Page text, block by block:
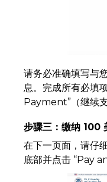
请务必准确填写与
息。完成所有必填
Payment”（继续
步骤三：缴纳 100
在下一页面，请仔
底部并点击 “Pay